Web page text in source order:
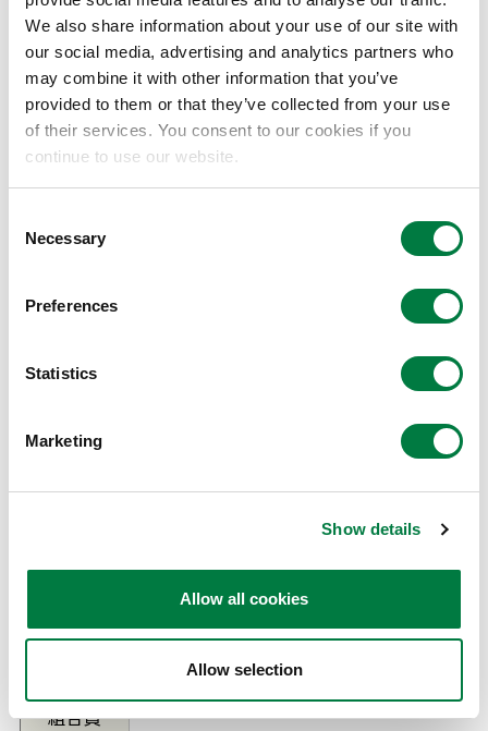
We also share information about your use of our site with
our social media, advertising and analytics partners who
may combine it with other information that you’ve
provided to them or that they’ve collected from your use
of their services. You consent to our cookies if you
continue to use our website.
Selection
Necessary
Preferences
Statistics
Marketing
Show details
Allow all cookies
Allow selection
三井化学は長期経営計画VISION 2030のライフ&ヘルス
ケア・ソリューション事業戦略において、整形外科領域
を将来の成長分野として位置付けております。整形外科
領域の中でも人工肩関節分野は成長領域としてとらえて
おり、321FORCE™によるShoulder Innovationsへの投
321FORCE™は、今後も三井化学グループとスタートア
ップ企業との共創を通じて、社会課題やニーズをいち早
貢献する活動に取り組んで参ります。
321FORCE™（MCIイノベーション投資
組合員
グローバル・ブレイン株式会社